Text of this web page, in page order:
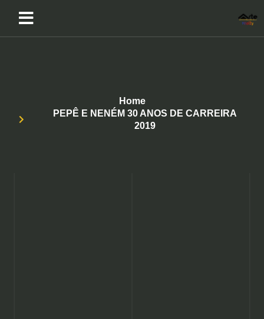
Home
PEPÊ E NENÉM 30 ANOS DE CARREIRA
2019